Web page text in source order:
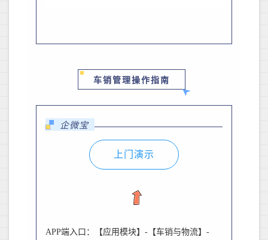
车销管理操作指南
企微宝
上门演示
APP端入口：【应用模块】 - 【车销与物流】 -